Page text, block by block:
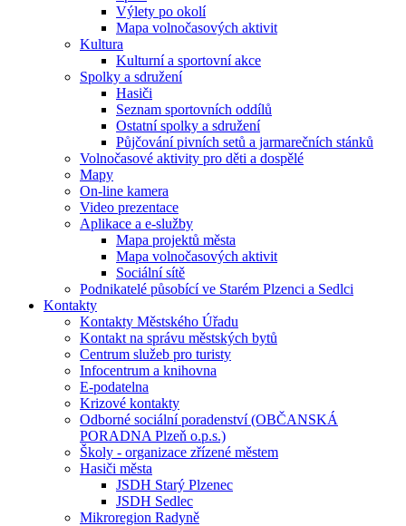
Výlety po okolí
Mapa volnočasových aktivit
Kultura
Kulturní a sportovní akce
Spolky a sdružení
Hasiči
Seznam sportovních oddílů
Ostatní spolky a sdružení
Půjčování pivních setů a jarmarečních stánků
Volnočasové aktivity pro děti a dospělé
Mapy
On-line kamera
Video prezentace
Aplikace a e-služby
Mapa projektů města
Mapa volnočasových aktivit
Sociální sítě
Podnikatelé působící ve Starém Plzenci a Sedlci
Kontakty
Kontakty Městského Úřadu
Kontakt na správu městských bytů
Centrum služeb pro turisty
Infocentrum a knihovna
E-podatelna
Krizové kontakty
Odborné sociální poradenství (OBČANSKÁ
PORADNA Plzeň o.p.s.)
Školy - organizace zřízené městem
Hasiči města
JSDH Starý Plzenec
JSDH Sedlec
Mikroregion Radyně